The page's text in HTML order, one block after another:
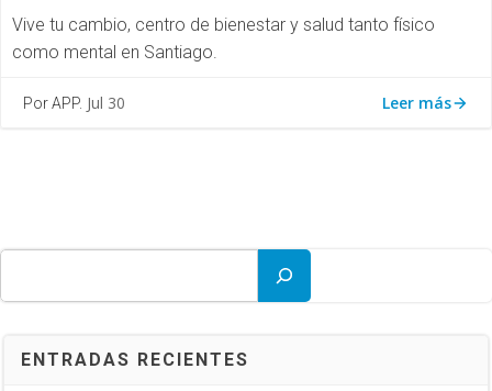
Vive tu cambio, centro de bienestar y salud tanto físico
como mental en Santiago.
Por APP. Jul 30 Leer más
ENTRADAS RECIENTES